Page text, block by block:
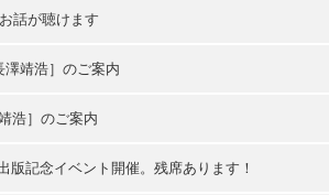
話が聴けます
靖浩］のご案内
浩］のご案内
版記念イベント開催。残席あります！